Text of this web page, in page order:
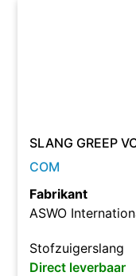
SLANG GREEP
COM
Fabrikant
ASWO
Stofzuigerslang
Direct leverbaar